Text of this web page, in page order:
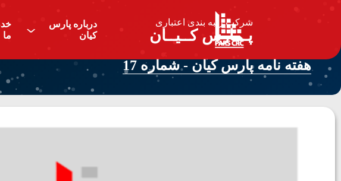
شرکت رتبه بندی اعتباری
پـــارس کــیــان
درباره پارس
کیان
^
ما
هفته نامه پارس کیان - شماره 17